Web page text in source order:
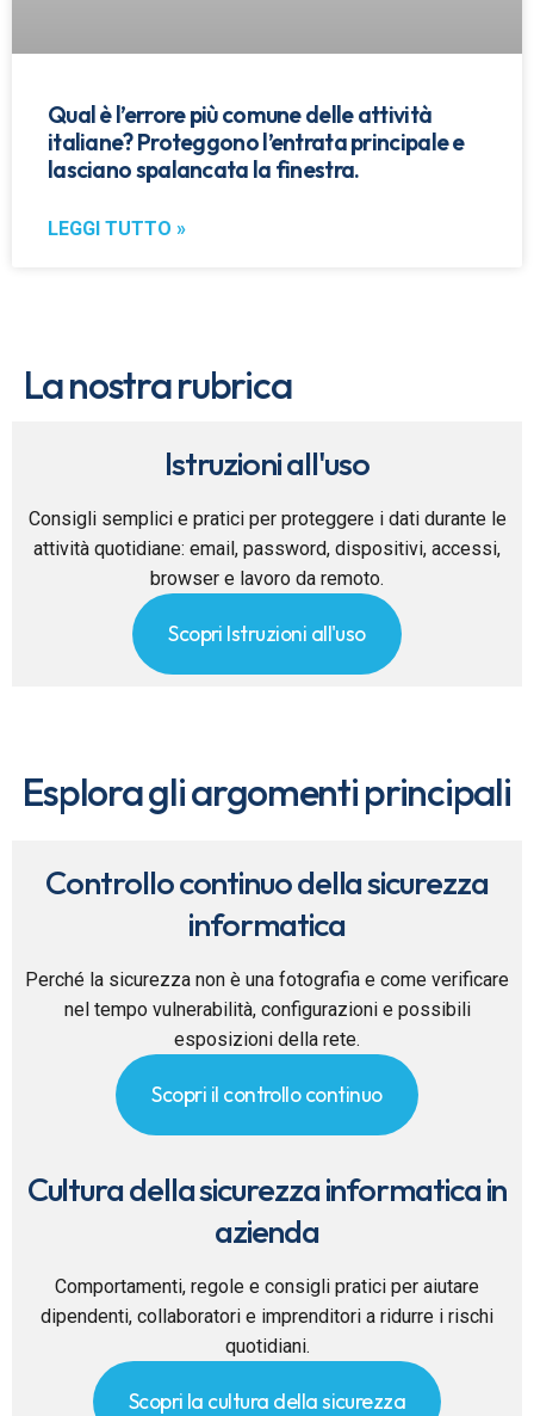
Qual è l’errore più comune delle attività
italiane? Proteggono l’entrata principale e
lasciano spalancata la finestra.
LEGGI TUTTO »
La nostra rubrica
Istruzioni all'uso
Consigli semplici e pratici per proteggere i dati durante le
attività quotidiane: email, password, dispositivi, accessi,
browser e lavoro da remoto.
Scopri Istruzioni all'uso
Esplora gli argomenti principali
Controllo continuo della sicurezza
informatica
Perché la sicurezza non è una fotografia e come verificare
nel tempo vulnerabilità, configurazioni e possibili
esposizioni della rete.
Scopri il controllo continuo
Cultura della sicurezza informatica in
azienda
Comportamenti, regole e consigli pratici per aiutare
dipendenti, collaboratori e imprenditori a ridurre i rischi
quotidiani.
Scopri la cultura della sicurezza